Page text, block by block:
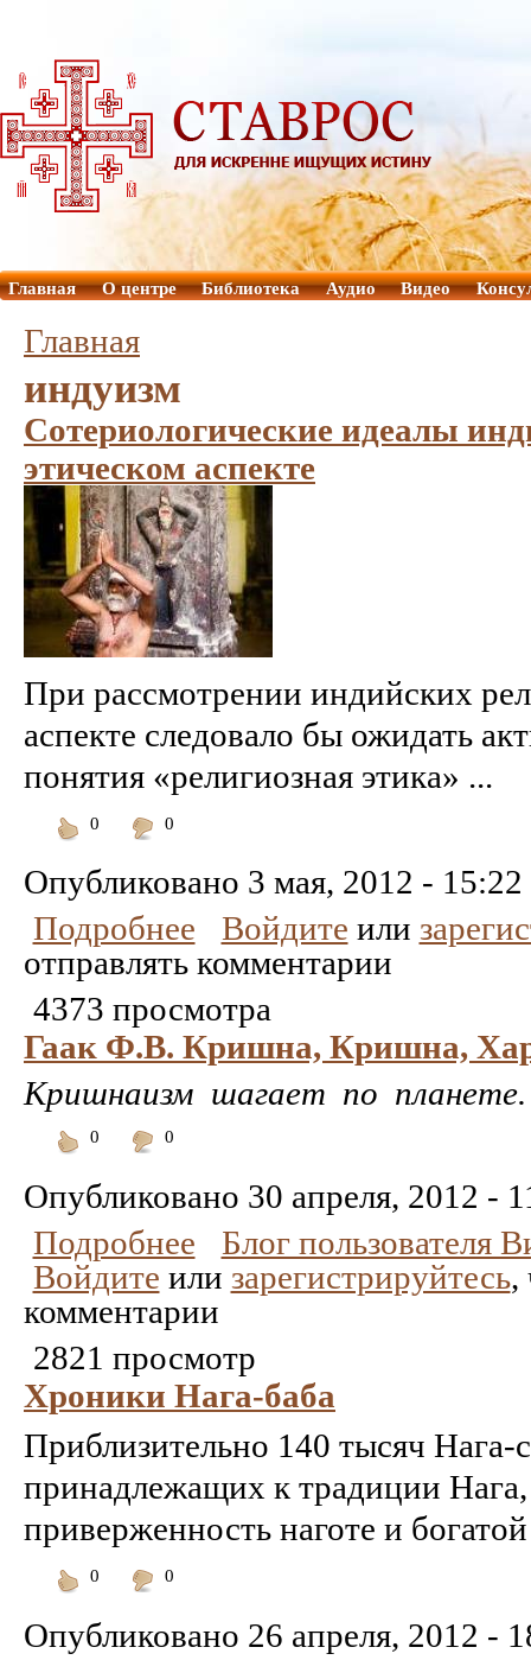
Главная О центре Библиотека Аудио Видео
Главная
индуизм
Сотериологические идеалы
этическом аспекте
При рассмотрении индийских
аспекте следовало бы ожидать
понятия «религиозная этика» ...
0
0
Опубликовано 3 мая, 2012 - 15:22
Подробнее
Войдите или
отправлять комментарии
4373 просмотра
Гаак Ф.В. Кришна, Кришна,
Кришнаизм шагает по планете.
0
0
Опубликовано 30 апреля, 2012 -
Подробнее
Блог пользователя
Войдите или зарегистрируйтесь,
комментарии
2821 просмотр
Хроники Нага-баба
Приблизительно 140 тысяч Нага-
принадлежащих к традиции
приверженность наготе и
0
0
Опубликовано 26 апреля, 2012 -